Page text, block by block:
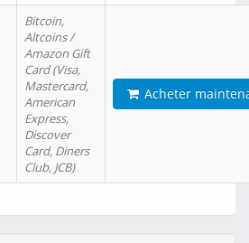
Bitcoin,
Altcoins /
Amazon Gift
Card (Visa,
Mastercard,
American
Express,
Discover
Card, Diners
Club, JCB)
Acheter